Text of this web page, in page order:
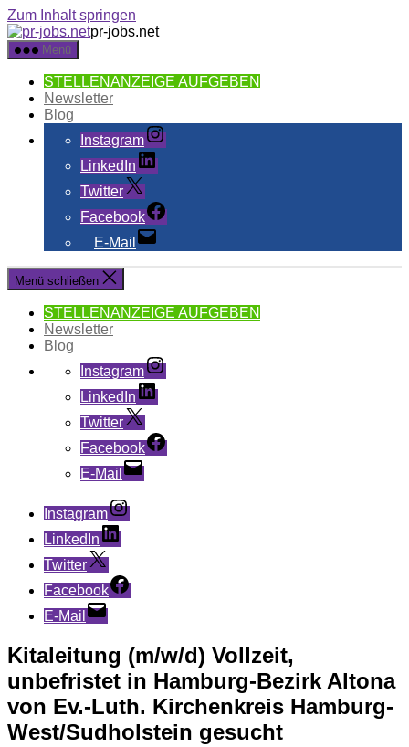
Zum Inhalt springen
pr-jobs.net
Menü
STELLENANZEIGE AUFGEBEN
Newsletter
Blog
Instagram
LinkedIn
Twitter
Facebook
E-Mail
Menü schließen
STELLENANZEIGE AUFGEBEN
Newsletter
Blog
Instagram
LinkedIn
Twitter
Facebook
E-Mail
Instagram
LinkedIn
Twitter
Facebook
E-Mail
Kitaleitung (m/w/d) Vollzeit,
unbefristet in Hamburg-Bezirk Altona
von Ev.-Luth. Kirchenkreis Hamburg-
West/Sudholstein gesucht